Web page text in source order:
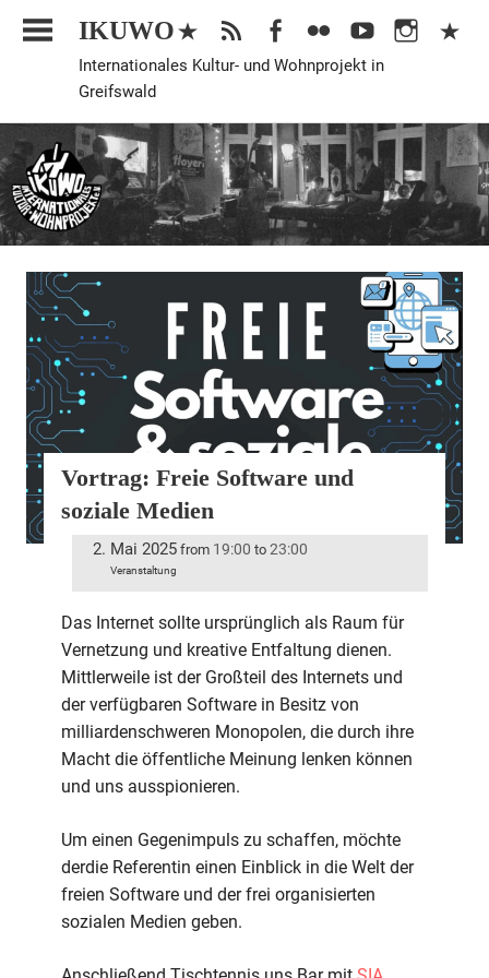
Inhalt
IKUWO
Internationales Kultur- und Wohnprojekt in
Greifswald
Veranstaltung
Vortrag: Freie Software und
soziale Medien
2. Mai 2025 from 19:00 to 23:00
Veranstaltung
Das Internet sollte ursprünglich als Raum für
Vernetzung und kreative Entfaltung dienen.
Mittlerweile ist der Großteil des Internets und
der verfügbaren Software in Besitz von
milliardenschweren Monopolen, die durch ihre
Macht die öffentliche Meinung lenken können
und uns ausspionieren.
Um einen Gegenimpuls zu schaffen, möchte
derdie Referentin einen Einblick in die Welt der
freien Software und der frei organisierten
sozialen Medien geben.